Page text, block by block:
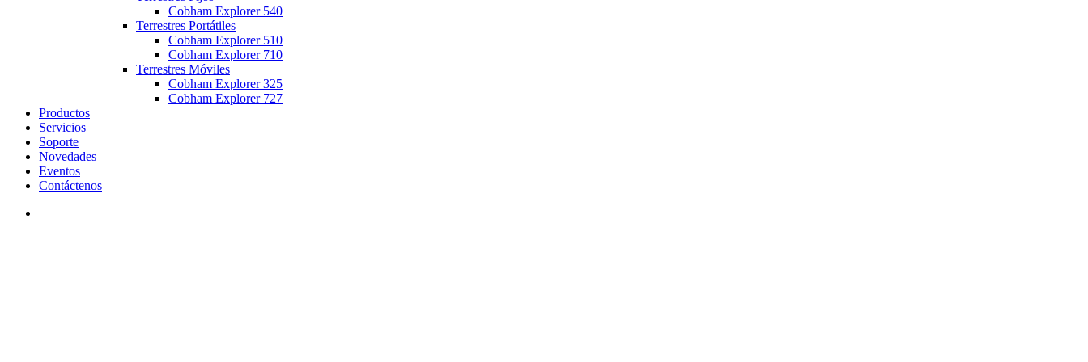
Cobham Explorer 540
Terrestres Portátiles
Cobham Explorer 510
Cobham Explorer 710
Terrestres Móviles
Cobham Explorer 325
Cobham Explorer 727
Productos
Servicios
Soporte
Novedades
Eventos
Contáctenos